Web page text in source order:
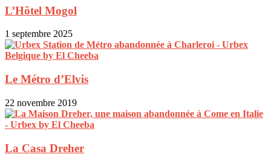
L’Hôtel Mogol
1 septembre 2025
Le Métro d’Elvis
22 novembre 2019
La Casa Dreher